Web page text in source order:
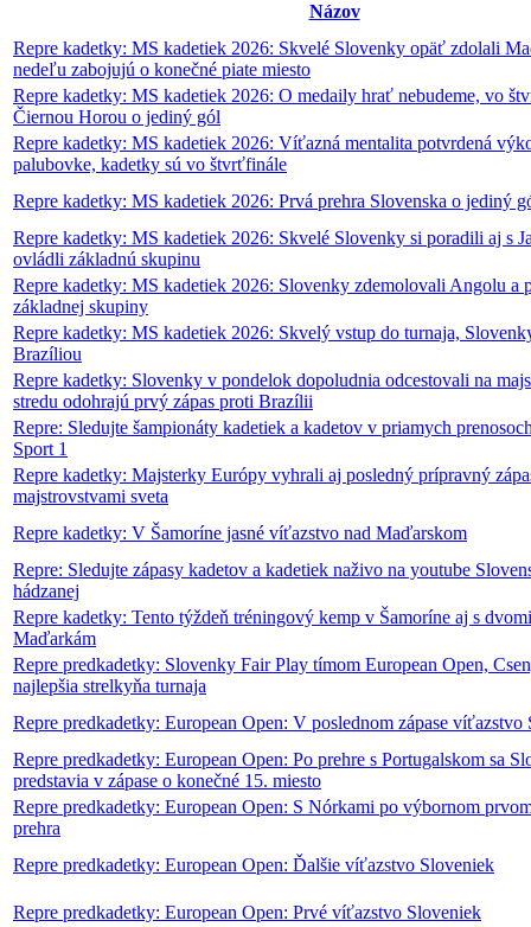
Názov
Repre kadetky: MS kadetiek 2026: Skvelé Slovenky opäť zdolali
nedeľu zabojujú o konečné piate miesto
Repre kadetky: MS kadetiek 2026: O medaily hrať nebudeme, vo
Čiernou Horou o jediný gól
Repre kadetky: MS kadetiek 2026: Víťazná mentalita potvrdená
palubovke, kadetky sú vo štvrťfinále
Repre kadetky: MS kadetiek 2026: Prvá prehra Slovenska o jediný
Repre kadetky: MS kadetiek 2026: Skvelé Slovenky si poradili aj s
ovládli základnú skupinu
Repre kadetky: MS kadetiek 2026: Slovenky zdemolovali Angolu a
základnej skupiny
Repre kadetky: MS kadetiek 2026: Skvelý vstup do turnaja,
Brazíliou
Repre kadetky: Slovenky v pondelok dopoludnia odcestovali na
stredu odohrajú prvý zápas proti Brazílii
Repre: Sledujte šampionáty kadetiek a kadetov v priamych
Sport 1
Repre kadetky: Majsterky Európy vyhrali aj posledný prípravný
majstrovstvami sveta
Repre kadetky: V Šamoríne jasné víťazstvo nad Maďarskom
Repre: Sledujte zápasy kadetov a kadetiek naživo na youtube
hádzanej
Repre kadetky: Tento týždeň tréningový kemp v Šamoríne aj s
Maďarkám
Repre predkadetky: Slovenky Fair Play tímom European Open,
najlepšia strelkyňa turnaja
Repre predkadetky: European Open: V poslednom zápase víťazstvo
Repre predkadetky: European Open: Po prehre s Portugalskom sa
predstavia v zápase o konečné 15. miesto
Repre predkadetky: European Open: S Nórkami po výbornom
prehra
Repre predkadetky: European Open: Ďalšie víťazstvo Sloveniek
Repre predkadetky: European Open: Prvé víťazstvo Sloveniek